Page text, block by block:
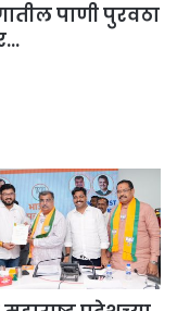
पाणी पुरवठा